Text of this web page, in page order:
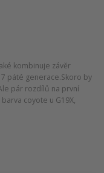
kombinuje závěr
páté generace.Skoro by
pár rozdílů na první
coyote u G19X,